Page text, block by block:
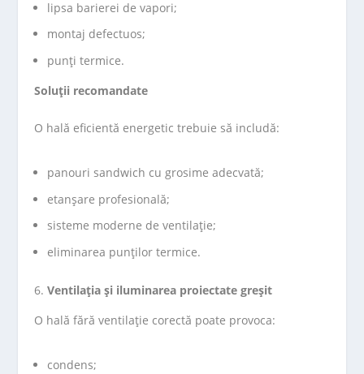
lipsa barierei de vapori;
montaj defectuos;
punți termice.
Soluții recomandate
O hală eficientă energetic trebuie să includă:
panouri sandwich cu grosime adecvată;
etanșare profesională;
sisteme moderne de ventilație;
eliminarea punților termice.
Ventilația și iluminarea proiectate greșit
O hală fără ventilație corectă poate provoca:
condens;